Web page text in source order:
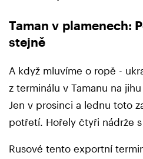
Taman v plamenech:
stejně
A když mluvíme o ropě -
z terminálu v Tamanu na
Jen v prosinci a lednu toto
potřetí. Hořely čtyři nádrže
Rusové tento exportní